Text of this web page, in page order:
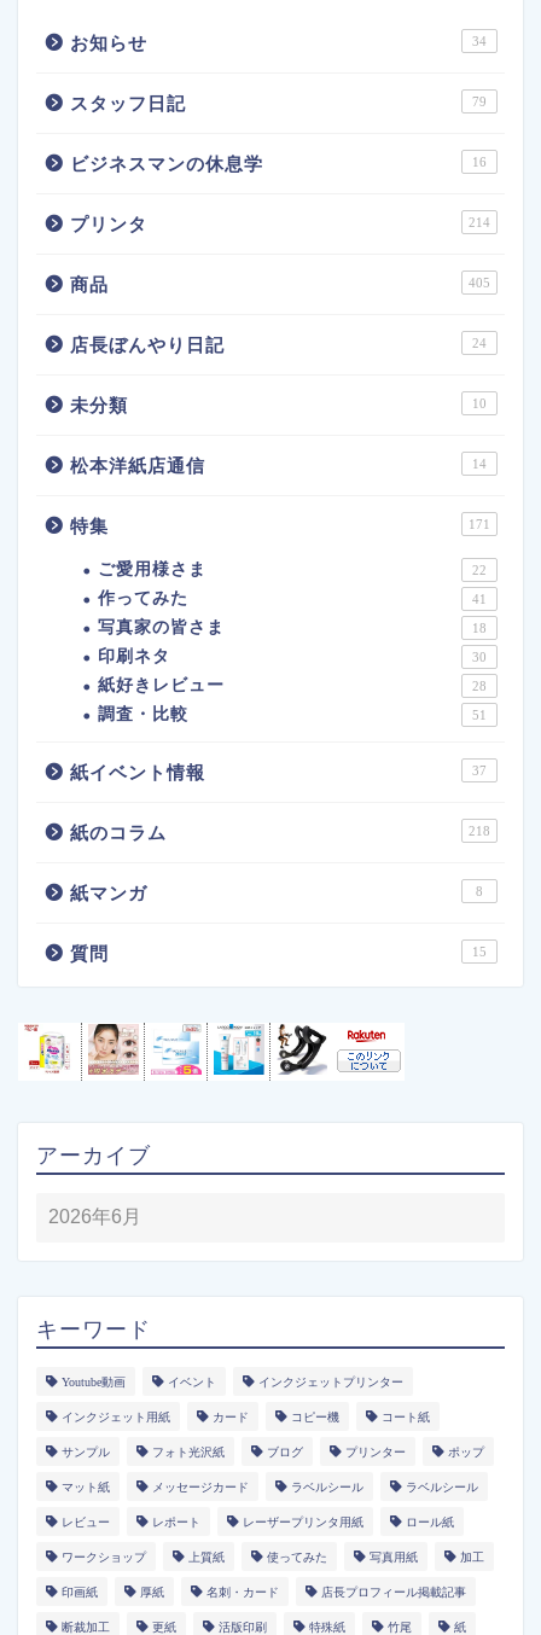
お知らせ 34
スタッフ日記 79
ビジネスマンの休息学 16
プリンタ 214
商品 405
店長ぼんやり日記 24
未分類 10
松本洋紙店通信 14
特集 171
ご愛用様さま 22
作ってみた 41
写真家の皆さま 18
印刷ネタ 30
紙好きレビュー 28
調査・比較 51
紙イベント情報 37
紙のコラム 218
紙マンガ 8
質問 15
アーカイブ
キーワード
Youtube動画 イベント インクジェットプリンター
インクジェット用紙 カード コピー機 コート紙
サンプル フォト光沢紙 ブログ プリンター ポップ
マット紙 メッセージカード ラベルシール ラベルシール
レビュー レポート レーザープリンタ用紙 ロール紙
ワークショップ 上質紙 使ってみた 写真用紙 加工
印画紙 厚紙 名刺・カード 店長プロフィール掲載記事
断裁加工 更紙 活版印刷 特殊紙 竹尾 紙